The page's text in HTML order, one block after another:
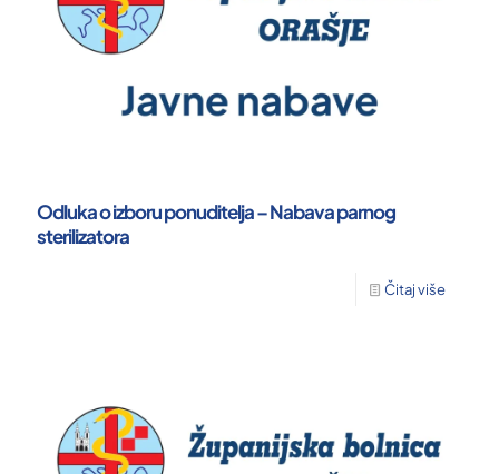
Odluka o izboru ponuditelja – Nabava parnog
sterilizatora
Čitaj više